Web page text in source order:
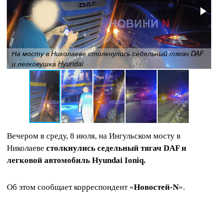
На мосту в Николаеве столкнулись седельный тягач DAF
и легковушка Hyundai
Вечером в среду, 8 июля, на Ингульском мосту в
Николаеве столкнулись седельный тягач DAF и
легковой автомобиль Hyundai Ioniq.
Об этом сообщает корреспондент «Новостей-N».